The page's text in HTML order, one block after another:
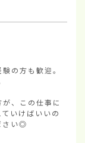
の方も歓迎。
、この仕事に
いけばいいの
さい◎